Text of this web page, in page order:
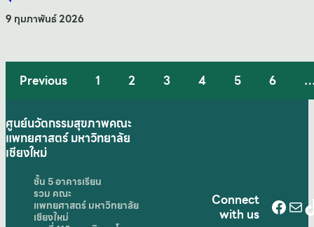
9 กุมภาพันธ์ 2026
Previous 1 2 3 4 5 6
ศูนย์นวัตกรรมสุขภาพคณะ
แพทยศาสตร์ มหาวิทยาลัย
เชียงใหม่
ชั้น 5 อาคารเรียน
รวม คณะ
แพทยศาสตร์ มหาวิทยาลัย
เชียงใหม่
Connect
with us